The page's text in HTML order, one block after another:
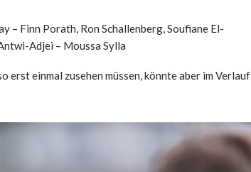
– Finn Porath, Ron Schallenberg, Soufiane El-
Adjei – Moussa Sylla
einmal zusehen müssen, könnte aber im Verlauf